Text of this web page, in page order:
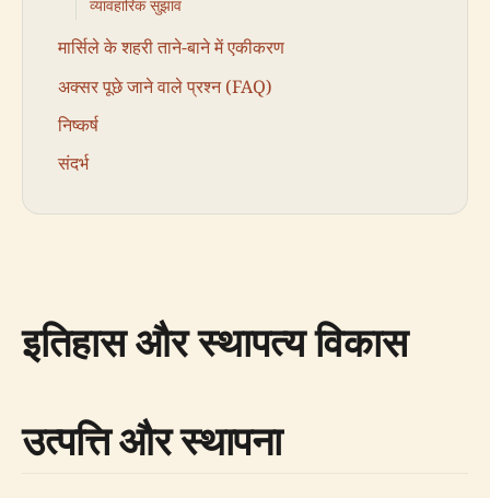
व्यावहारिक सुझाव
मार्सिले के शहरी ताने-बाने में एकीकरण
अक्सर पूछे जाने वाले प्रश्न (FAQ)
निष्कर्ष
संदर्भ
इतिहास और स्थापत्य विकास
उत्पत्ति और स्थापना